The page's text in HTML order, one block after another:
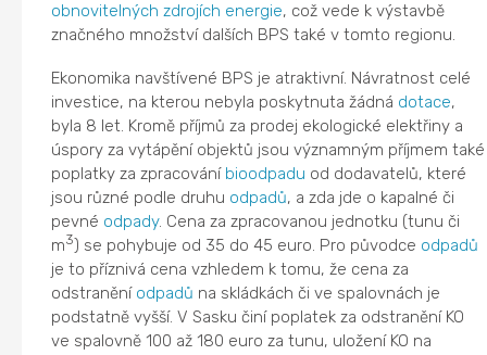
obnovitelných zdrojích energie, což vede k výstavbě
značného množství dalších BPS také v tomto regionu.
Ekonomika navštívené BPS je atraktivní. Návratnost celé
investice, na kterou nebyla poskytnuta žádná dotace,
byla 8 let. Kromě příjmů za prodej ekologické elektřiny a
úspory za vytápění objektů jsou významným příjmem také
poplatky za zpracování bioodpadu od dodavatelů, které
jsou různé podle druhu odpadů, a zda jde o kapalné či
pevné odpady. Cena za zpracovanou jednotku (tunu či
m3) se pohybuje od 35 do 45 euro. Pro původce odpadů
je to příznivá cena vzhledem k tomu, že cena za
odstranění odpadů na skládkách či ve spalovnách je
podstatně vyšší. V Sasku činí poplatek za odstranění KO
ve spalovně 100 až 180 euro za tunu, uložení KO na